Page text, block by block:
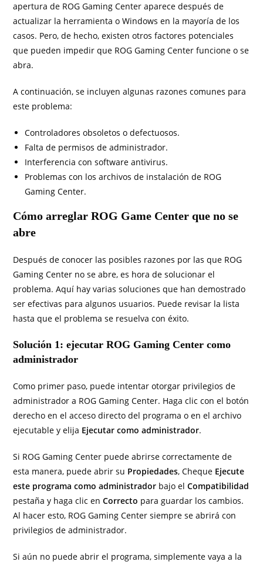
apertura de ROG Gaming Center aparece después de
actualizar la herramienta o Windows en la mayoría de los
casos. Pero, de hecho, existen otros factores potenciales
que pueden impedir que ROG Gaming Center funcione o se
abra.
A continuación, se incluyen algunas razones comunes para
este problema:
Controladores obsoletos o defectuosos.
Falta de permisos de administrador.
Interferencia con software antivirus.
Problemas con los archivos de instalación de ROG
Gaming Center.
Cómo arreglar ROG Game Center que no se
abre
Después de conocer las posibles razones por las que ROG
Gaming Center no se abre, es hora de solucionar el
problema. Aquí hay varias soluciones que han demostrado
ser efectivas para algunos usuarios. Puede revisar la lista
hasta que el problema se resuelva con éxito.
Solución 1: ejecutar ROG Gaming Center como
administrador
Como primer paso, puede intentar otorgar privilegios de
administrador a ROG Gaming Center. Haga clic con el botón
derecho en el acceso directo del programa o en el archivo
ejecutable y elija Ejecutar como administrador.
Si ROG Gaming Center puede abrirse correctamente de
esta manera, puede abrir su Propiedades, Cheque Ejecute
este programa como administrador bajo elCompatibilidad
pestaña y haga clic enCorrecto para guardar los cambios.
Al hacer esto, ROG Gaming Center siempre se abrirá con
privilegios de administrador.
Si aún no puede abrir el programa, simplemente vaya a la